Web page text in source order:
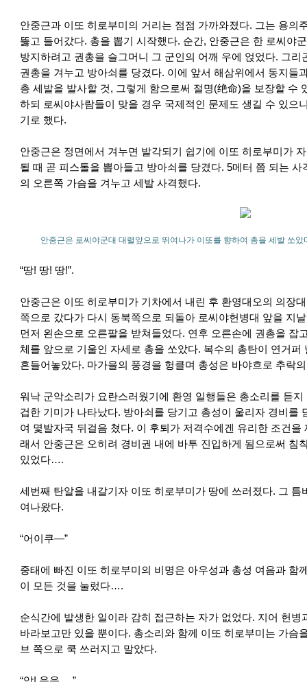
안중근과 이또 히로부미의 거리는 점점 가까와졌다. 그는 용의
뚫고 들어갔다. 총을 뽑기 시작했다. 순간, 안중근은 한 로씨야
방지하려고 권총을 슬그머니 그 군인의 어깨 우에 얹었다. 그
권총을 겨누고 방아쇠를 당겼다. 이에 앞서 해삼위에서 동지들
총 세발을 발사할 것, 그렇게 함으로써 절명(绝命)을 보장할 수
하되 로씨야사람들이 맞을 경우 국제적인 문제도 생길 수 있으
기로 했다.
안중근은 정면에서 겨누면 발각되기 쉽기에 이또 히로부미가
될 때 곧 피스톨을 뽑아들고 방아쇠를 당겼다. 5메터 쯤 되는
의 오른쪽 가슴을 겨누고 세발 사격했다.
안중근은 로씨야군대 대렬앞으로 뛰여나가 이또를 향하여 총을 세발 쏘
“땅! 땅! 땅!”.
안중근은 이또 히로부미가 기차에서 내린 후 환영대오의 의장
쪽으로 갔다가 다시 동북쪽으로 되돌아 로씨야헌병대 앞을 지
먼저 왼손으로 오른팔을 받쳐들었다. 연후 오른손에 권총을 잡
체를 앞으로 기울인 자세로 총을 쏘았다. 복수의 총탄이 연거
흔들어놓았다. 마가을의 풍경을 헝클며 총성은 바야흐로 추락
워낙 군악소리가 요란스러웠기에 환영 일행들은 총소리를 듣
겁한 기미가 나타났다. 방아쇠를 당기고 총성이 울리자 경비를
여 몇발자국 뒤걸음 쳤다. 이 후퇴가 저격수에겐 유리한 조건을
래서 안중근은 오히려 경비권 내에 바투 진입하게 됨으로써 침
있었다….
세번째 탄알을 내갈기자 이또 히로부미가 땅에 쓰러졌다. 그
여나왔다.
“어이쿠—”
중태에 빠진 이또 히로부미의 비명은 아우성과 총성 여음과 함
이 모든 것을 눌렀다….
순식간에 발생한 일이라 감히 접근하는 자가 없었다. 지어 헌
바라보고만 있을 뿐이다. 총소리와 함께 이또 히로부미는 가슴
브 쪽으로 쿡 쓰러지고 말았다.